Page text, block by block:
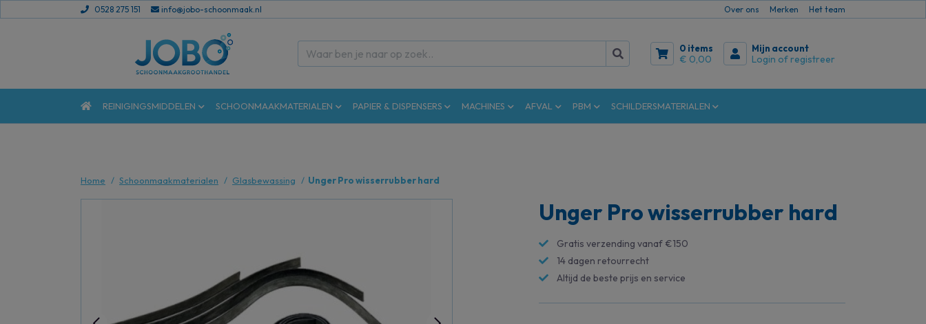
0528 275 151 info@jobo-schoonmaak.nl Over ons Merken Het team
0 items
€ 0,00
Mijn account
Login of registreer
REINIGINGSMIDDELEN SCHOONMAAKMATERIALEN PAPIER & DISPENSERS MACHINES AFVAL PBM SCHILDERSMATERIALEN
Home Schoonmaakmaterialen Glasbewassing Unger Pro wisserrubber hard
Unger Pro wisserrubber hard
Gratis verzending vanaf €150
14 dagen retourrecht
Altijd de beste prijs en service